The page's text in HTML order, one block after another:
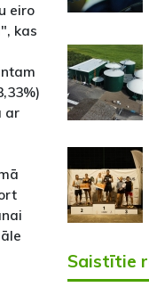
eiro
kas
ar
Saistītie